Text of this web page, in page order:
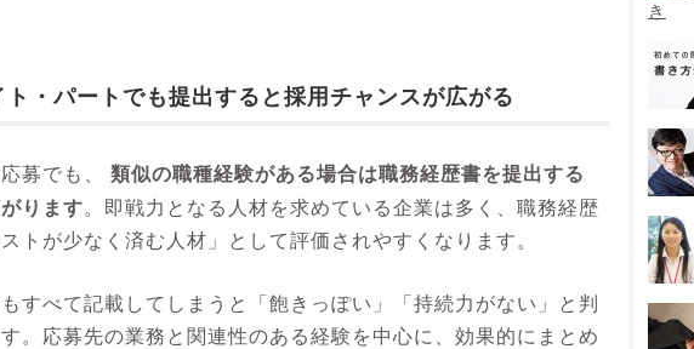
・パートでも提出すると採用チャンスが広がる
募でも、
類似の職種経験がある場合は職務経歴書を提出する
ります。即戦力となる人材を求めている企業は多く、職務経歴
トが少なく済む人材」として評価されやすくなります。
すべて記載してしまうと「飽きっぽい」「持続力がない」と判
。応募先の業務と関連性のある経験を中心に、効果的にまとめ
き